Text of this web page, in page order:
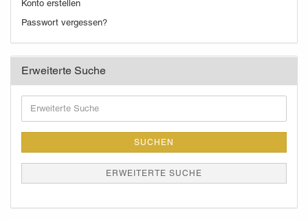
Konto erstellen
Passwort vergessen?
Erweiterte Suche
Suche
SUCHEN
ERWEITERTE SUCHE